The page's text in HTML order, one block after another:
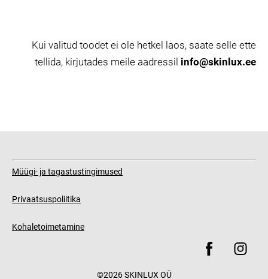
Kui valitud toodet ei ole hetkel laos, saate selle ette
tellida, kirjutades meile aadressil info@skinlux.ee
Müügi- ja tagastustingimused
Privaatsuspoliitika
Kohaletoimetamine
©2026 SKINLUX OÜ